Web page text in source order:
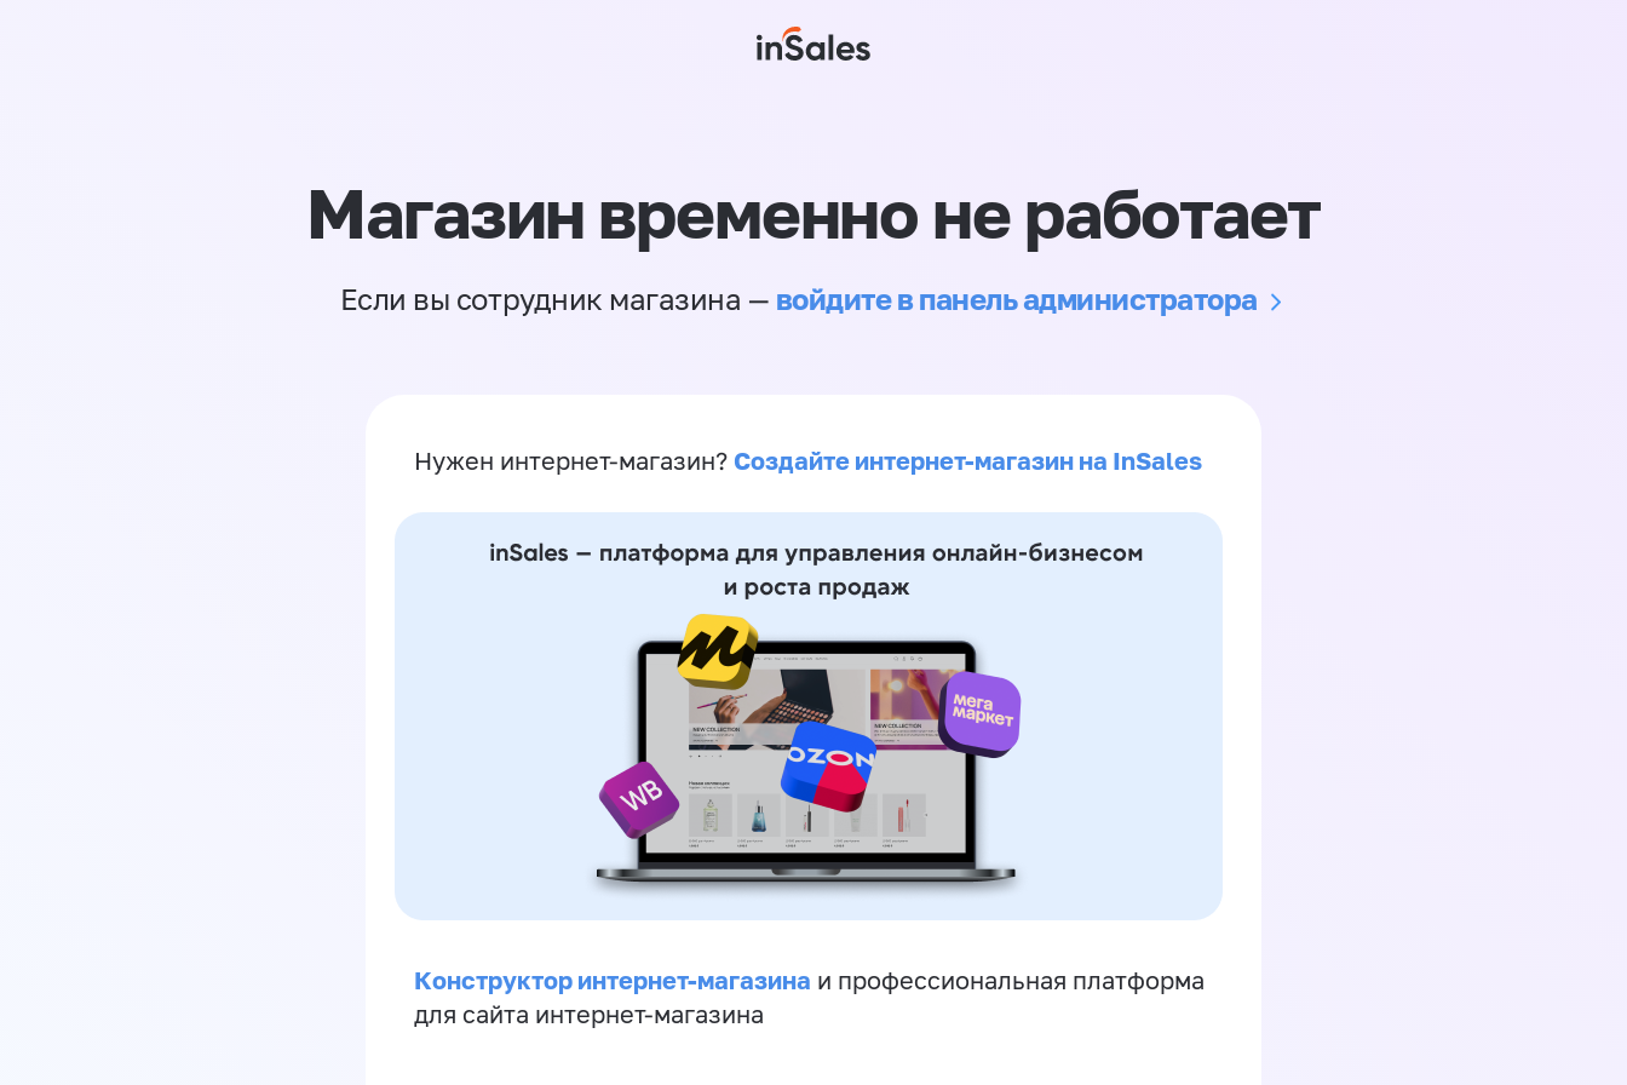
Магазин временно не работает
Если вы сотрудник магазина — войдите в панель администратора
Нужен интернет-магазин? Создайте интернет-магазин на InSales
Конструктор интернет-магазина и профессиональная платформа
для сайта интернет-магазина